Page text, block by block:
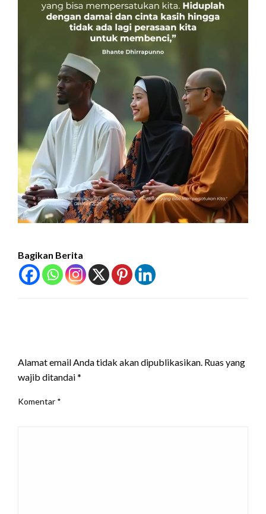
Bagikan Berita
Alamat email Anda tidak akan dipublikasikan. Ruas yang
wajib ditandai*
Komentar *